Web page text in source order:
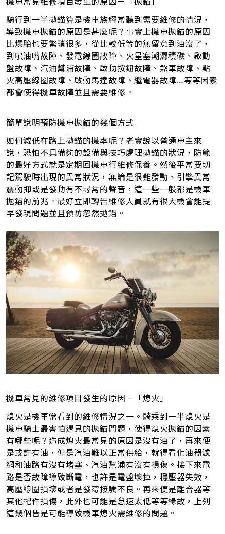
騎行到一半拋錨算是機車族經常聽到需要維修的情況，
導致機車拋錨的原因是甚麼呢？事實上機車拋錨的原因
比爆胎也要繁瑣很多，從比較低等的無留意到油沒了，
到噴油嘴故障、發電線圈故障、火星塞潮濕積碳、啟動
盤故障、汽油幫浦故障、啟動按鈕故障、煞車故障、點
火高壓線圈故障、啟動馬達故障、繼電器故障…等等因素
都會使得機車故障並且需要維修。
簡單說明預防機車拋錨的幾個方式
如何減低在路上拋錨的機率呢？老實說以普通車主來
說，恐怕不具備夠的設備與技巧處理拋錨的狀況，防範
的最好方式就是定期回機車行維修保養。然後平常要切
記駕駛時出現的異常狀況，無論是很難發動、引擎異常
震動抑或是發動有不尋常的聲音，這一些一般都是機車
拋錨的前兆。最好立即轉告維修人員就有很大機會能提
早發現問題並且預防忽然拋錨。
機車常見的維修項目發生的原因－「熄火」
熄火是機車常看到的維修情況之一。騎乘到一半熄火是
機車騎士最害怕遇見的拋錨問題，使得熄火拋錨的因素
有哪些呢？造成熄火最常見的原因是沒有油了，再來便
是或許有油，但是汽油難以正常供給，就得看化油器濾
網和油路有沒有堵塞、汽油幫浦有沒有損傷。接下來電
路是否故障導致斷電，也許是電盤壞掉，穩壓器失效，
高壓線圈損壞或者是發霉接觸不良。再來便是離合器等
其他配件損傷，此外也可能是怠速太低等等緣故，上列
這幾個皆是可能導致機車熄火需維修的問題。